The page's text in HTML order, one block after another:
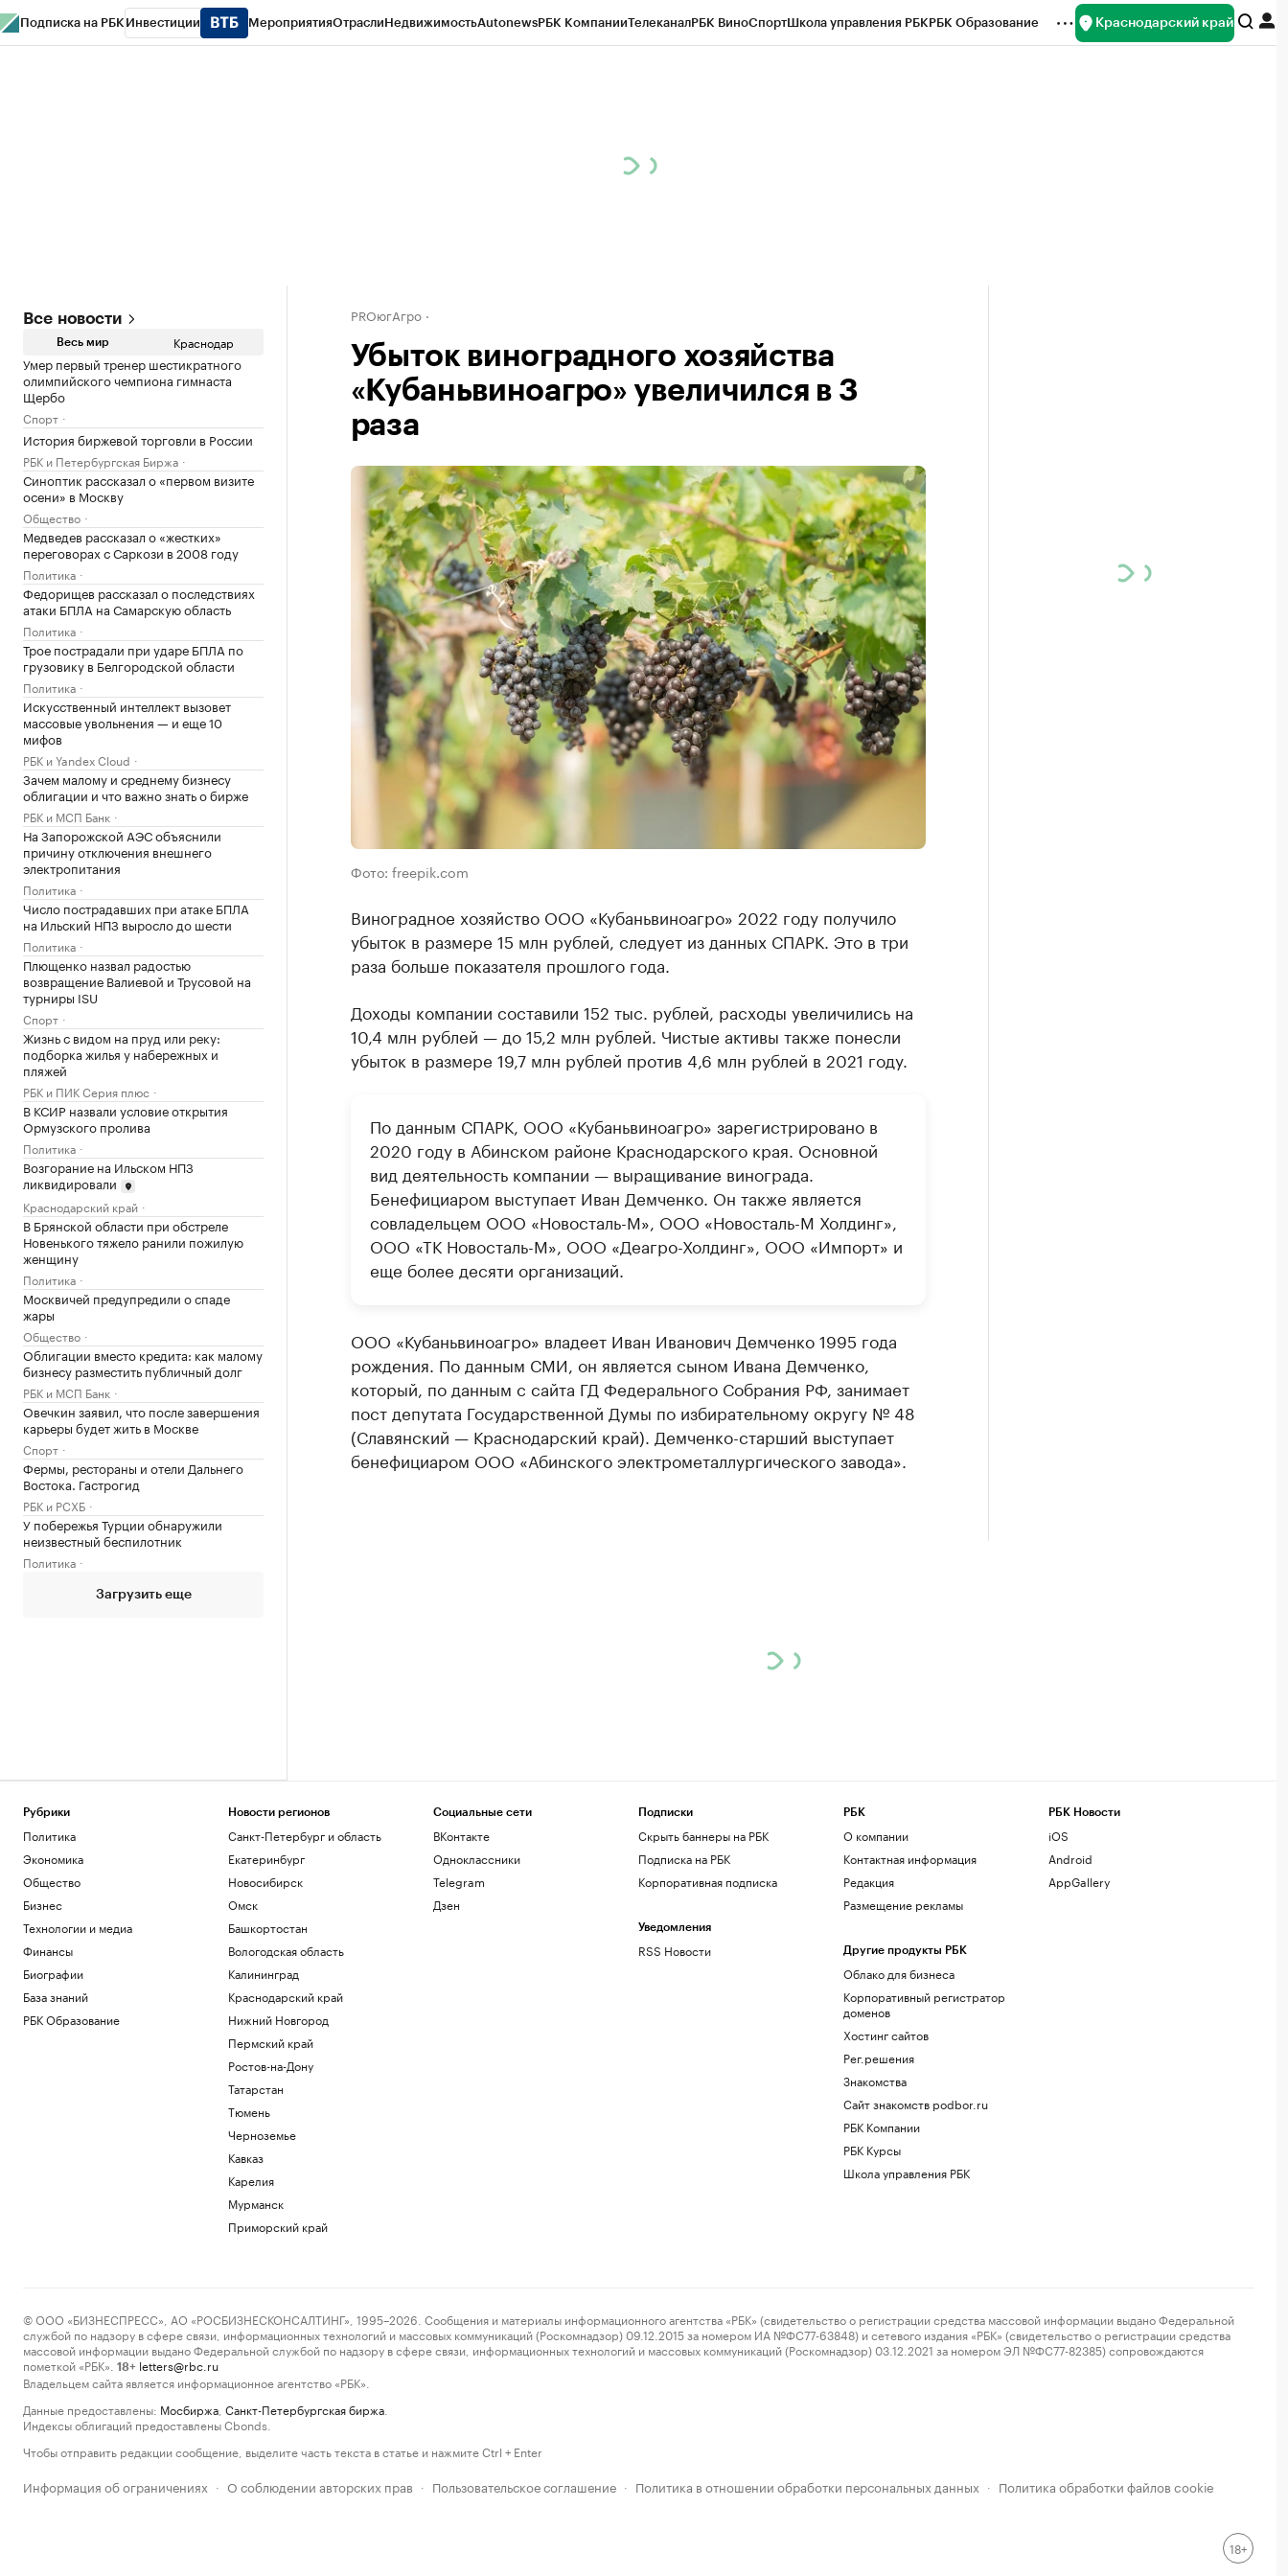
Подписка на РБК Инвестиции МероприятияОтраслиНедвижимостьAutonewsРБК КомпанииТелеканалРБК ВиноСпортШкола управления РБКРБК Образование Краснодарский край
Все новости
Весь мир Краснодар
Умер первый тренер шестикратного
олимпийского чемпиона гимнаста
Щербо
Спорт
История биржевой торговли в России
РБК и Петербургская Биржа
Синоптик рассказал о «первом визите
осени» в Москву
Общество
Медведев рассказал о «жестких»
переговорах с Саркози в 2008 году
Политика
Федорищев рассказал о последствиях
атаки БПЛА на Самарскую область
Политика
Трое пострадали при ударе БПЛА по
грузовику в Белгородской области
Политика
Искусственный интеллект вызовет
массовые увольнения — и еще 10
мифов
РБК и Yandex Cloud
Зачем малому и среднему бизнесу
облигации и что важно знать о бирже
РБК и МСП Банк
На Запорожской АЭС объяснили
причину отключения внешнего
электропитания
Политика
Число пострадавших при атаке БПЛА
на Ильский НПЗ выросло до шести
Политика
Плющенко назвал радостью
возвращение Валиевой и Трусовой на
турниры ISU
Спорт
Жизнь с видом на пруд или реку:
подборка жилья у набережных и
пляжей
РБК и ПИК Серия плюс
В КСИР назвали условие открытия
Ормузского пролива
Политика
Возгорание на Ильском НПЗ
ликвидировали
Краснодарский край
В Брянской области при обстреле
Новенького тяжело ранили пожилую
женщину
Политика
Москвичей предупредили о спаде
жары
Общество
Облигации вместо кредита: как малому
бизнесу разместить публичный долг
РБК и МСП Банк
Овечкин заявил, что после завершения
карьеры будет жить в Москве
Спорт
Фермы, рестораны и отели Дальнего
Востока. Гастрогид
РБК и РСХБ
У побережья Турции обнаружили
неизвестный беспилотник
Политика
Загрузить еще
PROюгАгро
Убыток виноградного хозяйства
«Кубаньвиноагро» увеличился в 3
раза
Фото: freepik.com
Виноградное хозяйство ООО «Кубаньвиноагро» 2022 году получило
убыток в размере 15 млн рублей, следует из данных СПАРК. Это в три
раза больше показателя прошлого года.
Доходы компании составили 152 тыс. рублей, расходы увеличились на
10,4 млн рублей — до 15,2 млн рублей. Чистые активы также понесли
убыток в размере 19,7 млн рублей против 4,6 млн рублей в 2021 году.
По данным СПАРК, ООО «Кубаньвиноагро» зарегистрировано в
2020 году в Абинском районе Краснодарского края. Основной
вид деятельность компании — выращивание винограда.
Бенефициаром выступает Иван Демченко. Он также является
совладельцем ООО «Новосталь-М», ООО «Новосталь-М Холдинг»,
ООО «ТК Новосталь-М», ООО «Деагро-Холдинг», ООО «Импорт» и
еще более десяти организаций.
ООО «Кубаньвиноагро» владеет Иван Иванович Демченко 1995 года
рождения. По данным СМИ, он является сыном Ивана Демченко,
который, по данным с сайта ГД Федерального Собрания РФ, занимает
пост депутата Государственной Думы по избирательному округу № 48
(Славянский — Краснодарский край). Демченко-старший выступает
бенефициаром ООО «Абинского электрометаллургического завода».
Рубрики
Политика
Экономика
Общество
Бизнес
Технологии и медиа
Финансы
Биографии
База знаний
РБК Образование
Новости регионов
Санкт-Петербург и область
Екатеринбург
Новосибирск
Омск
Башкортостан
Вологодская область
Калининград
Краснодарский край
Нижний Новгород
Пермский край
Ростов-на-Дону
Татарстан
Тюмень
Черноземье
Кавказ
Карелия
Мурманск
Приморский край
Социальные сети
ВКонтакте
Одноклассники
Telegram
Дзен
Подписки
Скрыть баннеры на РБК
Подписка на РБК
Корпоративная подписка
Уведомления
RSS Новости
РБК
О компании
Контактная информация
Редакция
Размещение рекламы
Другие продукты РБК
Облако для бизнеса
Корпоративный регистратор
доменов
Хостинг сайтов
Рег.решения
Знакомства
Сайт знакомств podbor.ru
РБК Компании
РБК Курсы
Школа управления РБК
РБК Новости
iOS
Android
AppGallery
© ООО «БИЗНЕСПРЕСС», АО «РОСБИЗНЕСКОНСАЛТИНГ», 1995–2026. Сообщения и материалы информационного агентства «РБК» (свидетельство о регистрации средства массовой информации выдано Федеральной
службой по надзору в сфере связи, информационных технологий и массовых коммуникаций (Роскомнадзор) 09.12.2015 за номером ИА №ФС77-63848) и сетевого издания «РБК» (свидетельство о регистрации средства
массовой информации выдано Федеральной службой по надзору в сфере связи, информационных технологий и массовых коммуникаций (Роскомнадзор) 03.12.2021 за номером ЭЛ №ФС77-82385) сопровождаются
пометкой «РБК».
18+ letters@rbc.ru
Владельцем сайта является информационное агентство «РБК».
Данные предоставлены: Мосбиржа Санкт-Петербургская биржа
Индексы облигаций предоставлены Cbonds.
Чтобы отправить редакции сообщение, выделите часть текста в статье и нажмите Ctrl + Enter
Информация об ограничениях · О соблюдении авторских прав · Пользовательское соглашение · Политика в отношении обработки персональных данных · Политика обработки файлов cookie
18+